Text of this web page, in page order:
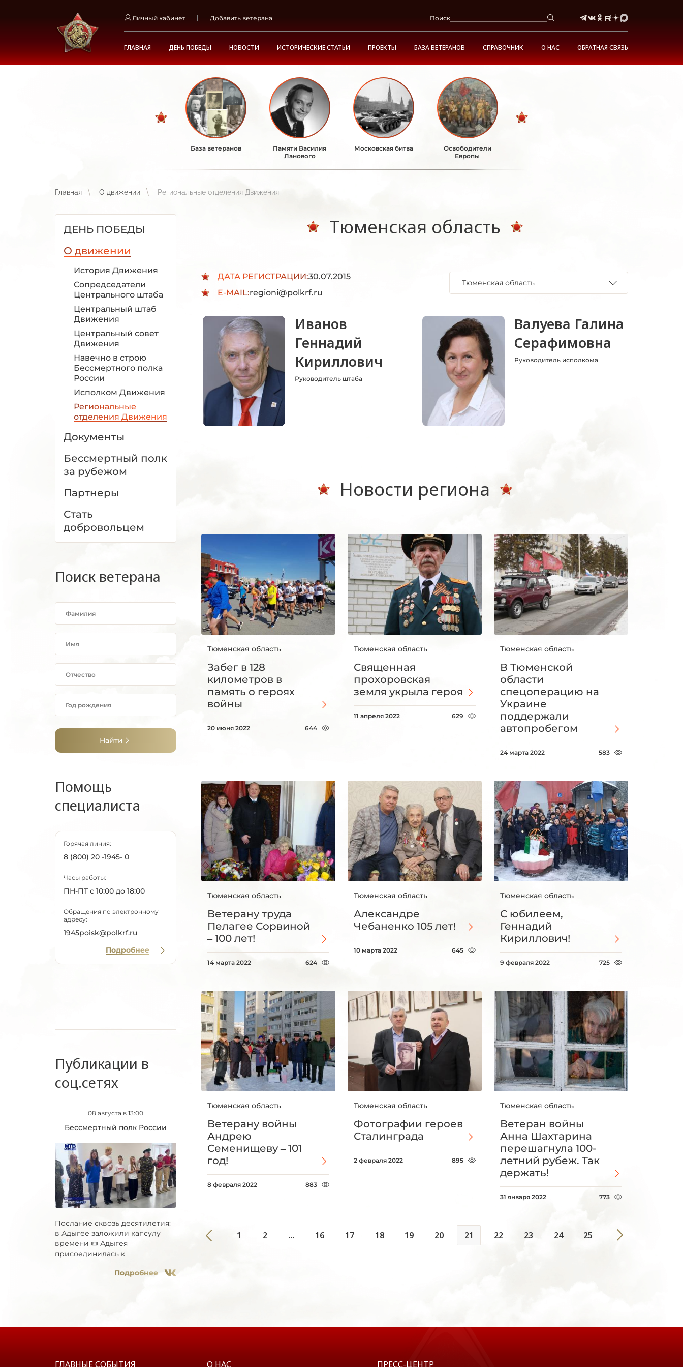
Личный кабинет Добавить ветерана Поиск
ГЛАВНАЯ ДЕНЬ ПОБЕДЫ НОВОСТИ ИСТОРИЧЕСКИЕ СТАТЬИ ПРОЕКТЫ БАЗА ВЕТЕРАНОВ СПРАВОЧНИК О НАС ОБРАТНАЯ СВЯЗЬ
База ветеранов
Памяти Василия
Ланового
Московская битва
Освободители
Европы
Главная О движении Региональные отделения Движения
ДЕНЬ ПОБЕДЫ
О движении
История Движения
Сопредседатели
Центрального штаба
Центральный штаб
Движения
Центральный совет
Движения
Навечно в строю
Бессмертного полка
России
Исполком Движения
Региональные
отделения Движения
Документы
Бессмертный полк
за рубежом
Партнеры
Стать
добровольцем
Поиск ветерана
Найти
Помощь
специалиста
Горячая линия:
8 (800) 20 -1945- 0
Часы работы:
ПН-ПТ с 10:00 до 18:00
Обращения по электронному
адресу:
1945poisk@polkrf.ru
Подробнее
Публикации в
соц.сетях
08 августа в 13:00
Бессмертный полк России
Послание сквозь десятилетия:
в Адыгее заложили капсулу
времени 📜 Адыгея
присоединилась к
Подробнее
Тюменская область
ДАТА РЕГИСТРАЦИИ:30.07.2015
E-MAIL:regioni@polkrf.ru
Тюменская область
Иванов
Геннадий
Кириллович
Руководитель штаба
Валуева Галина
Серафимовна
Руководитель исполкома
Новости региона
Тюменская область
Забег в 128
километров в
память о героях
войны
20 июня 2022 644
Тюменская область
Священная
прохоровская
земля укрыла героя
11 апреля 2022 629
Тюменская область
В Тюменской
области
спецоперацию на
Украине
поддержали
автопробегом
24 марта 2022 583
Тюменская область
Ветерану труда
Пелагее Сорвиной
– 100 лет!
14 марта 2022 624
Тюменская область
Александре
Чебаненко 105 лет!
10 марта 2022 645
Тюменская область
С юбилеем,
Геннадий
Кириллович!
9 февраля 2022 725
Тюменская область
Ветерану войны
Андрею
Семенищеву – 101
год!
8 февраля 2022 883
Тюменская область
Фотографии героев
Сталинграда
2 февраля 2022 895
Тюменская область
Ветеран войны
Анна Шахтарина
перешагнула 100-
летний рубеж. Так
держать!
31 января 2022 773
1 2 ... 16 17 18 19 20 21 22 23 24 25
ГЛАВНЫЕ СОБЫТИЯ О НАС ПРЕСС-ЦЕНТР